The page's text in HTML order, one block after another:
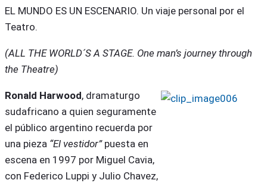
EL MUNDO ES UN ESCENARIO. Un viaje personal por el
Teatro.
(ALL THE WORLD´S A STAGE. One man’s journey through
the Theatre)
Ronald Harwood, dramaturgo
sudafricano a quien seguramente
el público argentino recuerda por
una pieza “El vestidor”puesta en
escena en 1997 por Miguel Cavia,
con Federico Luppi y Julio Chavez,